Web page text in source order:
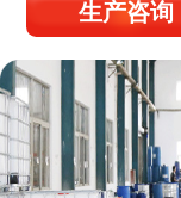
生产咨询